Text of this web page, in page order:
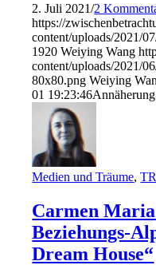
2. Juli 2021/2
https://
content/uploads/2021/
1920 Weiying Wang
content/uploads/2021/
80x80.png Weiying
01 19:23:46
Medien und Träume,
Carmen
Beziehungs-
Dream House“